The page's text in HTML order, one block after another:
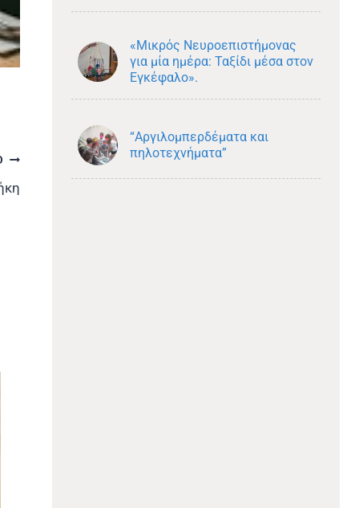
«Μικρός Νευροεπιστήμονας
για μία ημέρα: Ταξίδι μέσα στον
Εγκέφαλο».
“Αργιλομπερδέματα και
πηλοτεχνήματα”